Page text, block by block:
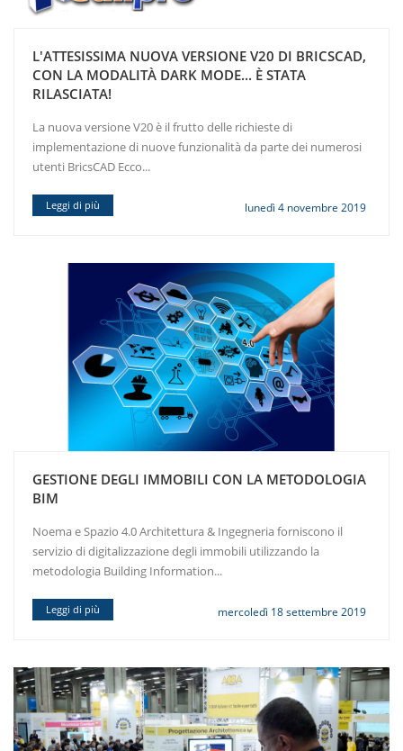
L'ATTESISSIMA NUOVA VERSIONE V20 DI BRICSCAD,
CON LA MODALITÀ DARK MODE... È STATA
RILASCIATA!
La nuova versione V20 è il frutto delle richieste di
implementazione di nuove funzionalità da parte dei numerosi
utenti BricsCAD Ecco...
Leggi di più lunedì 4 novembre 2019
GESTIONE DEGLI IMMOBILI CON LA METODOLOGIA
BIM
Noema e Spazio 4.0 Architettura & Ingegneria forniscono il
servizio di digitalizzazione degli immobili utilizzando la
metodologia Building Information...
Leggi di più mercoledì 18 settembre 2019